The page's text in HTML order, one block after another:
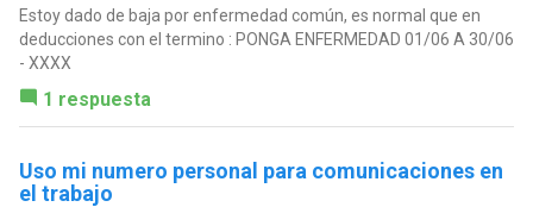
Estoy dado de baja por enfermedad común, es normal que en
deducciones con el termino : PONGA ENFERMEDAD 01/06 A 30/06
- XXXX
1 respuesta
Uso mi numero personal para comunicaciones en
el trabajo